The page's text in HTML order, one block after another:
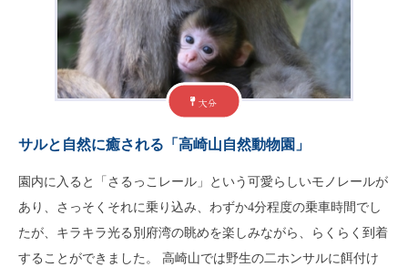
大分
サルと自然に癒される「高崎山自然動物園」
園内に入ると「さるっこレール」という可愛らしいモノレールが
あり、さっそくそれに乗り込み、わずか4分程度の乗車時間でし
たが、キラキラ光る別府湾の眺めを楽しみながら、らくらく到着
することができました。 高崎山では野生の二ホンサルに餌付け